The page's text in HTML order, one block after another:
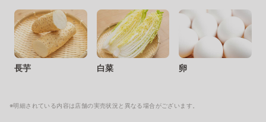
長芋 白菜 卵
※明細されている内容は店舗の実売状況と異なる場合がございます。